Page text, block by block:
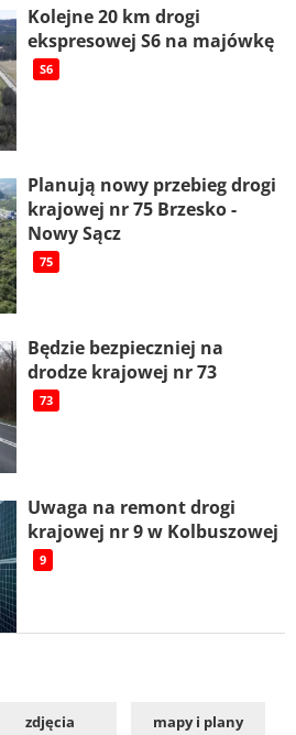
Kolejne 20 km drogi
ekspresowej S6 na majówkę
S6
Planują nowy przebieg drogi
krajowej nr 75 Brzesko -
Nowy Sącz
75
Będzie bezpieczniej na
drodze krajowej nr 73
73
Uwaga na remont drogi
krajowej nr 9 w Kolbuszowej
9
zdjęcia mapy i plany